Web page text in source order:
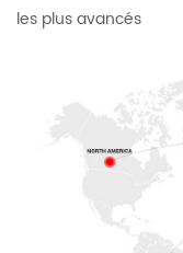
les plus avancés